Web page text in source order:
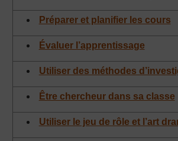
Préparer et planifier les cours
Évaluer l’apprentissage
Utiliser des méthodes
Être chercheur dans sa classe
Utiliser le jeu de rôle et l’art